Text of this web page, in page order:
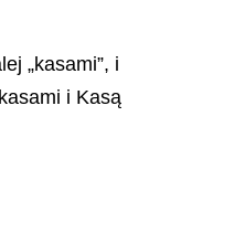
„kasami”, i
i Kasą